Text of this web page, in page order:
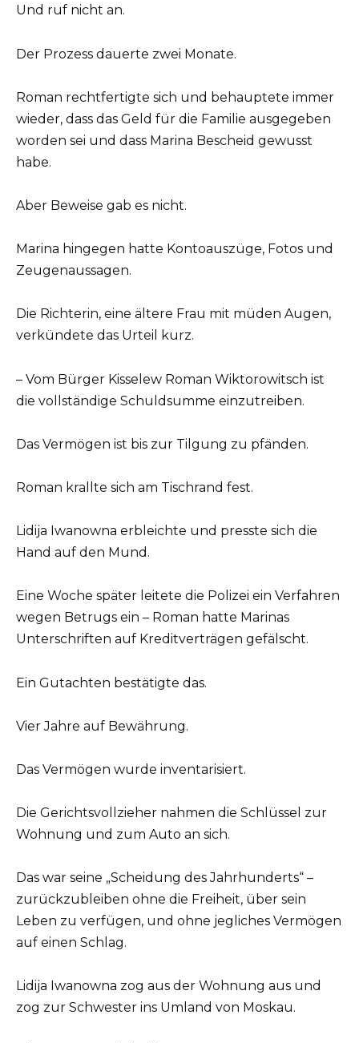
Und ruf nicht an.
Der Prozess dauerte zwei Monate.
Roman rechtfertigte sich und behauptete immer
wieder, dass das Geld für die Familie ausgegeben
worden sei und dass Marina Bescheid gewusst
habe.
Aber Beweise gab es nicht.
Marina hingegen hatte Kontoauszüge, Fotos und
Zeugenaussagen.
Die Richterin, eine ältere Frau mit müden Augen,
verkündete das Urteil kurz.
– Vom Bürger Kisselew Roman Wiktorowitsch ist
die vollständige Schuldsumme einzutreiben.
Das Vermögen ist bis zur Tilgung zu pfänden.
Roman krallte sich am Tischrand fest.
Lidija Iwanowna erbleichte und presste sich die
Hand auf den Mund.
Eine Woche später leitete die Polizei ein Verfahren
wegen Betrugs ein – Roman hatte Marinas
Unterschriften auf Kreditverträgen gefälscht.
Ein Gutachten bestätigte das.
Vier Jahre auf Bewährung.
Das Vermögen wurde inventarisiert.
Die Gerichtsvollzieher nahmen die Schlüssel zur
Wohnung und zum Auto an sich.
Das war seine „Scheidung des Jahrhunderts“ –
zurückzubleiben ohne die Freiheit, über sein
Leben zu verfügen, und ohne jegliches Vermögen
auf einen Schlag.
Lidija Iwanowna zog aus der Wohnung aus und
zog zur Schwester ins Umland von Moskau.